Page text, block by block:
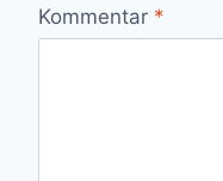
Kommentar *